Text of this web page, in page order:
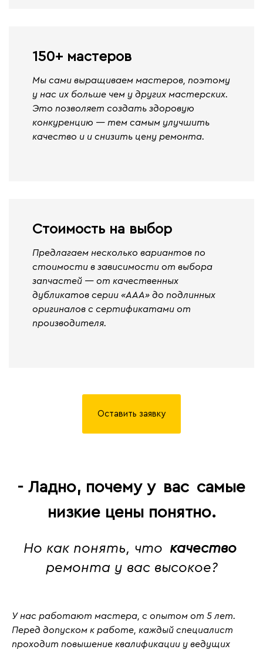
150+ мастеров
Мы сами выращиваем мастеров, поэтому
у нас их больше чем у других мастерских.
Это позволяет создать здоровую
конкуренцию — тем самым улучшить
качество и и снизить цену ремонта.
Стоимость на выбор
Предлагаем несколько вариантов по
стоимости в зависимости от выбора
запчастей — от качественных
дубликатов серии «ААА» до подлинных
оригиналов с сертификатами от
производителя.
Оставить заявку
- Ладно, почему у вас самые
низкие цены понятно.
Но как понять, что качество
ремонта у вас высокое?
У нас работают мастера, с опытом от 5 лет.
Перед допуском к работе, каждый специалист
проходит повышение квалификации у ведущих